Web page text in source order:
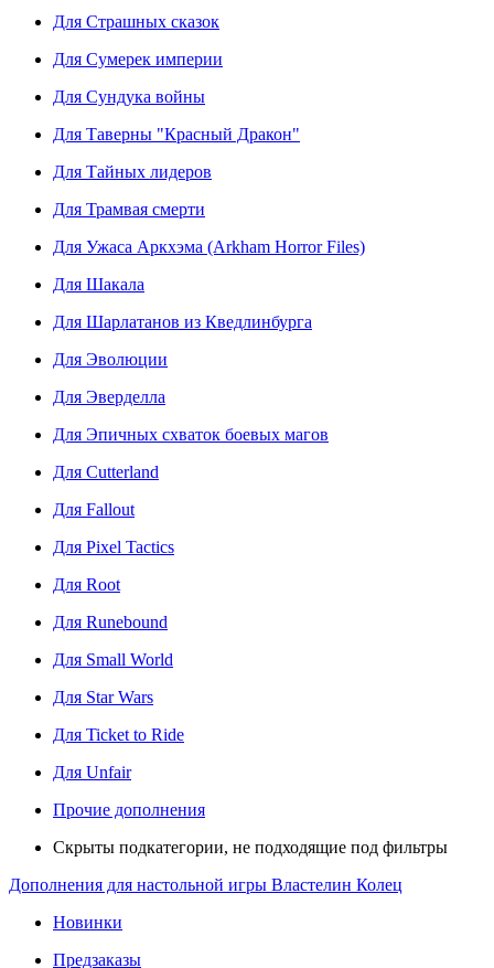
Для Страшных сказок
Для Сумерек империи
Для Сундука войны
Для Таверны "Красный Дракон"
Для Тайных лидеров
Для Трамвая смерти
Для Ужаса Аркхэма (Arkham Horror Files)
Для Шакала
Для Шарлатанов из Кведлинбурга
Для Эволюции
Для Эверделла
Для Эпичных схваток боевых магов
Для Cutterland
Для Fallout
Для Pixel Tactics
Для Root
Для Runebound
Для Small World
Для Star Wars
Для Ticket to Ride
Для Unfair
Прочие дополнения
Скрыты подкатегории, не подходящие под фильтры
Дополнения для настольной игры Властелин Колец
Новинки
Предзаказы